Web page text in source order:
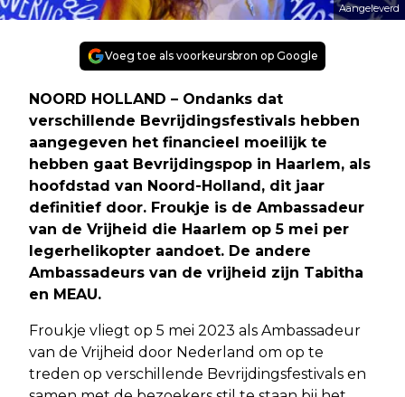
Aangeleverd
Voeg toe als voorkeursbron op Google
NOORD HOLLAND – Ondanks dat
verschillende Bevrijdingsfestivals hebben
aangegeven het financieel moeilijk te
hebben gaat Bevrijdingspop in Haarlem, als
hoofdstad van Noord-Holland, dit jaar
definitief door. Froukje is de Ambassadeur
van de Vrijheid die Haarlem op 5 mei per
legerhelikopter aandoet. De andere
Ambassadeurs van de vrijheid zijn Tabitha
en MEAU.
Froukje vliegt op 5 mei 2023 als Ambassadeur
van de Vrijheid door Nederland om op te
treden op verschillende Bevrijdingsfestivals en